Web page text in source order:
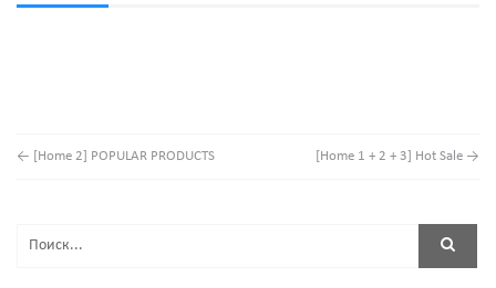
← [Home 2] POPULAR PRODUCTS [Home 1 + 2 + 3] Hot Sale →